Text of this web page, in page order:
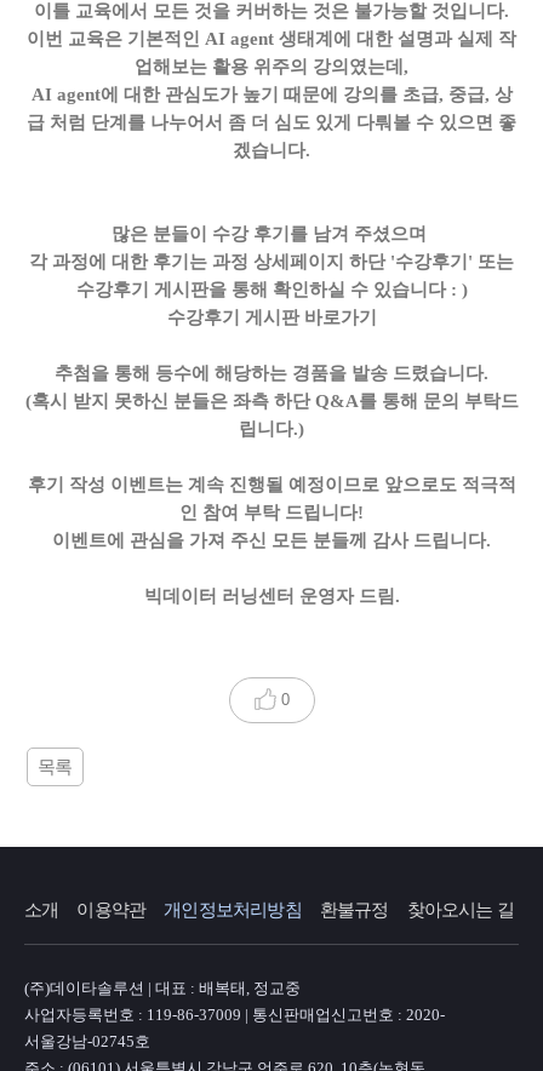
이틀 교육에서 모든 것을 커버하는 것은 불가능할 것입니다.
이번 교육은 기본적인 AI agent 생태계에 대한 설명과 실제 작
업해보는 활용 위주의 강의였는데,
AI agent에 대한 관심도가 높기 때문에 강의를 초급, 중급, 상
급 처럼 단계를 나누어서 좀 더 심도 있게 다뤄볼 수 있으면 좋
겠습니다.
많은 분들이 수강 후기를 남겨 주셨으며
각 과정에 대한 후기는 과정 상세페이지 하단 '수강후기' 또는
수강후기 게시판을 통해 확인하실 수 있습니다 : )
수강후기 게시판 바로가기
추첨을 통해 등수에 해당하는 경품을 발송 드렸습니다.
(혹시 받지 못하신 분들은 좌측 하단 Q&A를 통해 문의 부탁드
립니다.)
후기 작성 이벤트는 계속 진행될 예정이므로 앞으로도 적극적
인 참여 부탁 드립니다!
이벤트에 관심을 가져 주신 모든 분들께 감사 드립니다.
빅데이터 러닝센터 운영자 드림.
0
목록
소개 이용약관 개인정보처리방침 환불규정 찾아오시는 길
(주)데이타솔루션 | 대표 : 배복태, 정교중
사업자등록번호 : 119-86-37009 | 통신판매업신고번호 : 2020-
서울강남-02745호